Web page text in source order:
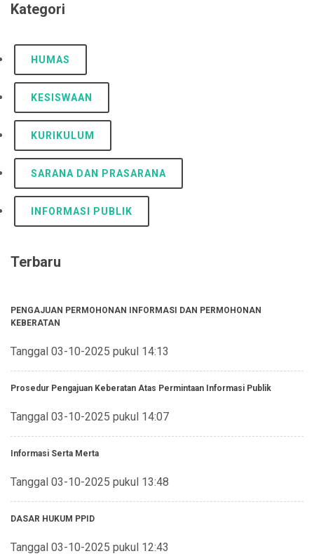
Kategori
HUMAS
KESISWAAN
KURIKULUM
SARANA DAN PRASARANA
INFORMASI PUBLIK
Terbaru
PENGAJUAN PERMOHONAN INFORMASI DAN PERMOHONAN
KEBERATAN
Tanggal 03-10-2025 pukul 14:13
Prosedur Pengajuan Keberatan Atas Permintaan Informasi Publik
Tanggal 03-10-2025 pukul 14:07
Informasi Serta Merta
Tanggal 03-10-2025 pukul 13:48
DASAR HUKUM PPID
Tanggal 03-10-2025 pukul 12:43